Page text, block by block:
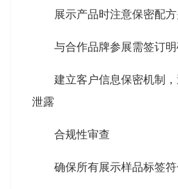
展示产品时注意保密配
与合作品牌参展需签订
建立客户信息保密机制
泄露
合规性审查
确保所有展示样品标签